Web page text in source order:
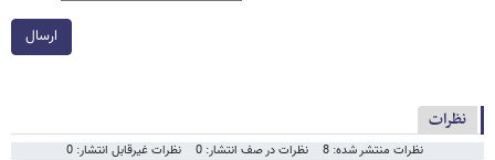
ارسال
نظرات
نظرات منتشر شده: 8 نظرات در صف انتشار: 0 نظرات غیرقابل انتشار: 0